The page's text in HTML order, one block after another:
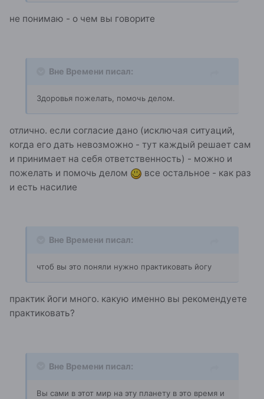
не понимаю - о чем вы говорите
Вне Времени писал:
Здоровья пожелать, помочь делом.
отлично. если согласие дано (исключая ситуаций,
когда его дать невозможно - тут каждый решает сам
и принимает на себя ответственность) - можно и
пожелать и помочь делом
все остальное - как раз
и есть насилие
Вне Времени писал:
чтоб вы это поняли нужно практиковать йогу
практик йоги много. какую именно вы рекомендуете
практиковать?
Вне Времени писал:
Вы сами в этот мир на эту планету в это время и